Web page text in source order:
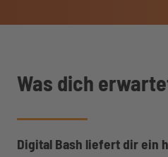
Was dich
Digital Bash liefert dir ein